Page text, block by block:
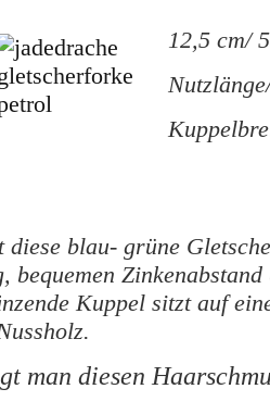
12,5 cm/
diese blau- grüne
bequemen
Kuppel sitzt auf
man diesen